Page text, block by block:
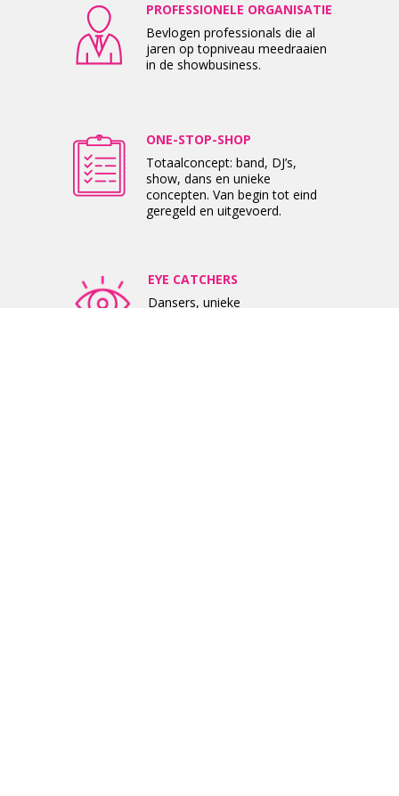
PROFESSIONELE ORGANISATIE
Bevlogen professionals die al
jaren op topniveau meedraaien
in de showbusiness.
ONE-STOP-SHOP
Totaalconcept: band, DJ’s,
show, dans en unieke
concepten. Van begin tot eind
geregeld en uitgevoerd.
EYE CATCHERS
Dansers, unieke